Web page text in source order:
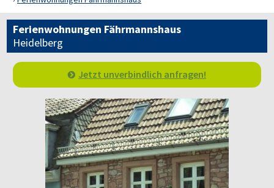
Ferienwohnungen Fährmannshaus
Heidelberg
Jetzt unverbindlich anfragen!